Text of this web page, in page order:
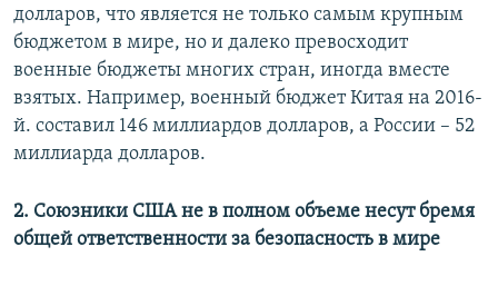
долларов, что является не только самым крупным
бюджетом в мире, но и далеко превосходит
военные бюджеты многих стран, иногда вместе
взятых. Например, военный бюджет Китая на 2016-
й. составил 146 миллиардов долларов, а России – 52
миллиарда долларов.
2. Союзники США не в полном объеме несут бремя
общей ответственности за безопасность в мире